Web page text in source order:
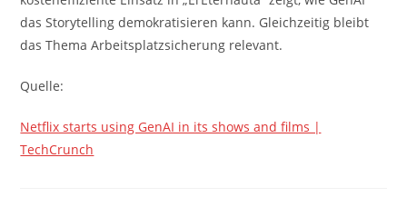
das Storytelling demokratisieren kann. Gleichzeitig bleibt
das Thema Arbeitsplatzsicherung relevant.
Quelle:
Netflix starts using GenAI in its shows and films |
TechCrunch